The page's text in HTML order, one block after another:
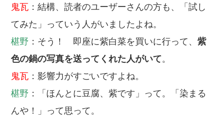
鬼瓦 ：結構、読者のユーザーさんの方も、「試し
てみた」っていう人がいましたよね。
椹野 ：そう！ 即座に紫白菜を買いに行って、紫
色の鍋の写真を送ってくれた人がいて。
鬼瓦 ：影響力がすごいですよね。
椹野 ：「ほんとに豆腐、紫です」って。「染まる
んや！」って思って。